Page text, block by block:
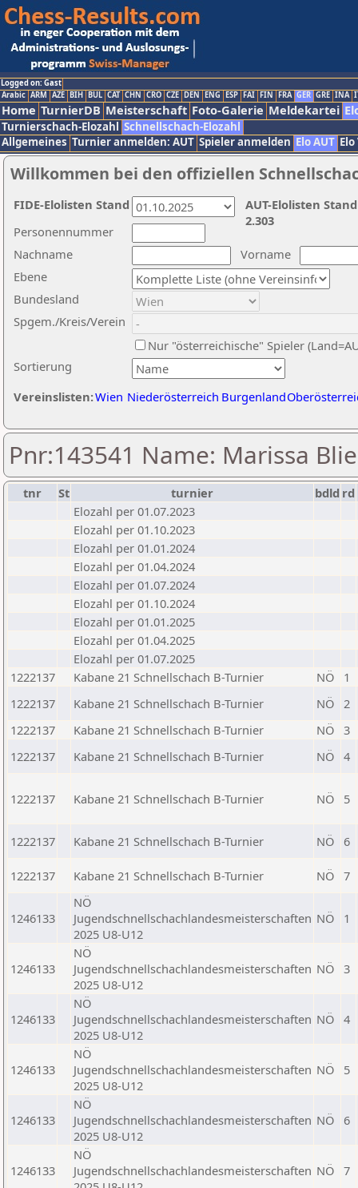
Logged on: Gast
Arabic ARM AZE BIH BUL CAT CHN CRO CZE DEN ENG ESP FAI FIN FRA GER GRE INA
Home TurnierDB Meisterschaft Foto-Galerie Meldekartei
Turnierschach-Elozahl Schnellschach-Elozahl
Allgemeines Turnier anmelden: AUT Spieler anmelden Elo AUT
Willkommen bei den offiziellen
Nachname
Vorname
Ebene
Sortierung
Personennummer
Bundesland
Spgem./Kreis/Verein
Nur "österreichische" Spieler
Vereinslisten:Wien Niederösterreich Burgenland
AUT-Elolisten
2.303
FIDE-Elolisten Stand
Pnr:143541 Name: Marissa
tnr St turnier bdld rd
Elozahl per 01.07.2023
Elozahl per 01.10.2023
Elozahl per 01.01.2024
Elozahl per 01.04.2024
Elozahl per 01.07.2024
Elozahl per 01.10.2024
Elozahl per 01.01.2025
Elozahl per 01.04.2025
Elozahl per 01.07.2025
1222137
Kabane 21 Schnellschach B-Turnier NÖ
1
1222137
Kabane 21 Schnellschach B-Turnier NÖ 2
1222137
Kabane 21 Schnellschach B-Turnier NÖ 3
1222137
Kabane 21 Schnellschach B-Turnier NÖ 4
1222137 Kabane 21 Schnellschach B-Turnier NÖ 5
1222137 Kabane 21 Schnellschach B-Turnier NÖ 6
1222137 Kabane 21 Schnellschach B-Turnier NÖ 7
1246133
NÖ
Jugendschnellschachlandesmeisterschaften
2025 U8-U12
NÖ 1
1246133
NÖ
Jugendschnellschachlandesmeisterschaften
2025 U8-U12
NÖ 3
1246133
NÖ
Jugendschnellschachlandesmeisterschaften
2025 U8-U12
NÖ 4
1246133
NÖ
Jugendschnellschachlandesmeisterschaften
2025 U8-U12
NÖ 5
1246133
NÖ
Jugendschnellschachlandesmeisterschaften
2025 U8-U12
NÖ 6
1246133
NÖ
Jugendschnellschachlandesmeisterschaften NÖ 7